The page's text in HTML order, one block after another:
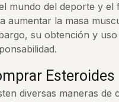
mundo del deporte y el
aumentar la masa
su obtención y
Esteroides
diversas maneras de